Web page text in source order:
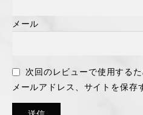
メール
次回のレビューで使用する
メールアドレス、サイトを保存